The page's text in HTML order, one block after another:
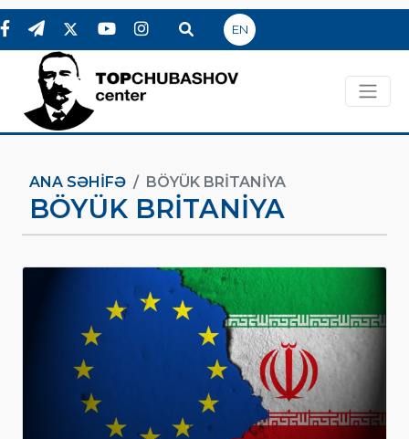
EN
ANA SƏHIFƏ BÖYÜK BRITANIYA
BÖYÜK BRITANIYA